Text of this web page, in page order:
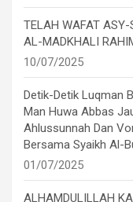
TELAH WAFAT ASY-
AL-MADKHALI
10/07/2025
Detik-Detik Luqman
Man Huwa Abbas
Ahlussunnah Dan
Bersama Syaikh Al-
01/07/2025
ALHAMDULILLAH